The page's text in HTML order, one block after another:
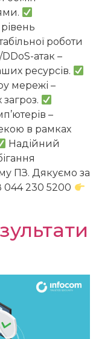
роботи
атак –
ресурсів.
мережі –
–
в рамках
Надійний
ПЗ. Дякуємо за
044 230 5200